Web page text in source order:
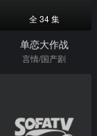
全 34 集
单恋大作战
言情/国产剧